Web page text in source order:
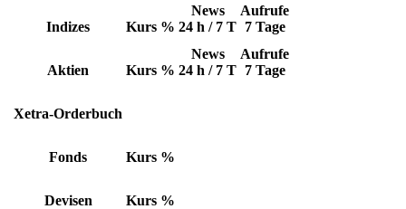
Indizes Kurs %
News
24 h / 7 T
Aufrufe
7 Tage
Aktien Kurs %
News
24 h / 7 T
Aufrufe
7 Tage
Xetra-Orderbuch
Fonds Kurs %
Devisen Kurs %